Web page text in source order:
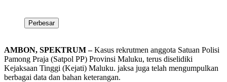
Perbesar
AMBON, SPEKTRUM –Kasus rekrutmen anggota Satuan Polisi
Pamong Praja (Satpol PP) Provinsi Maluku, terus diselidiki
Kejaksaan Tinggi (Kejati) Maluku. jaksa juga telah mengumpulkan
berbagai data dan bahan keterangan.